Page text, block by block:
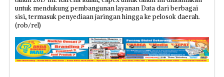
untuk mendukung pembangunan layanan Data dari berbagai
sisi, termasuk penyediaan jaringan hingga ke pelosok daerah.
(rob/rel)